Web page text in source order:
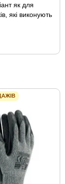
як для
які виконують